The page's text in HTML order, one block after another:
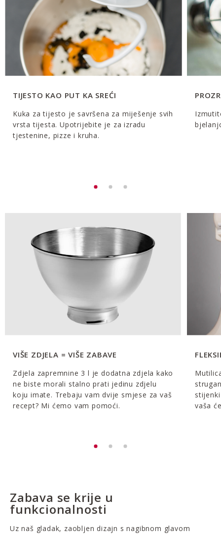
TIJESTO KAO PUT KA SREĆI
Kuka za tijesto je savršena za miješenje svih
vrsta tijesta. Upotrijebite je za izradu
tjestenine, pizze i kruha.
VIŠE ZDJELA = VIŠE ZABAVE
Zdjela zapremnine 3 l je dodatna zdjela kako
ne biste morali stalno prati jedinu zdjelu
koju imate. Trebaju vam dvije smjese za vaš
recept? Mi ćemo vam pomoći.
vaša
Zabava se krije u
funkcionalnosti
Uz naš gladak, zaobljen dizajn s nagibnom glavom